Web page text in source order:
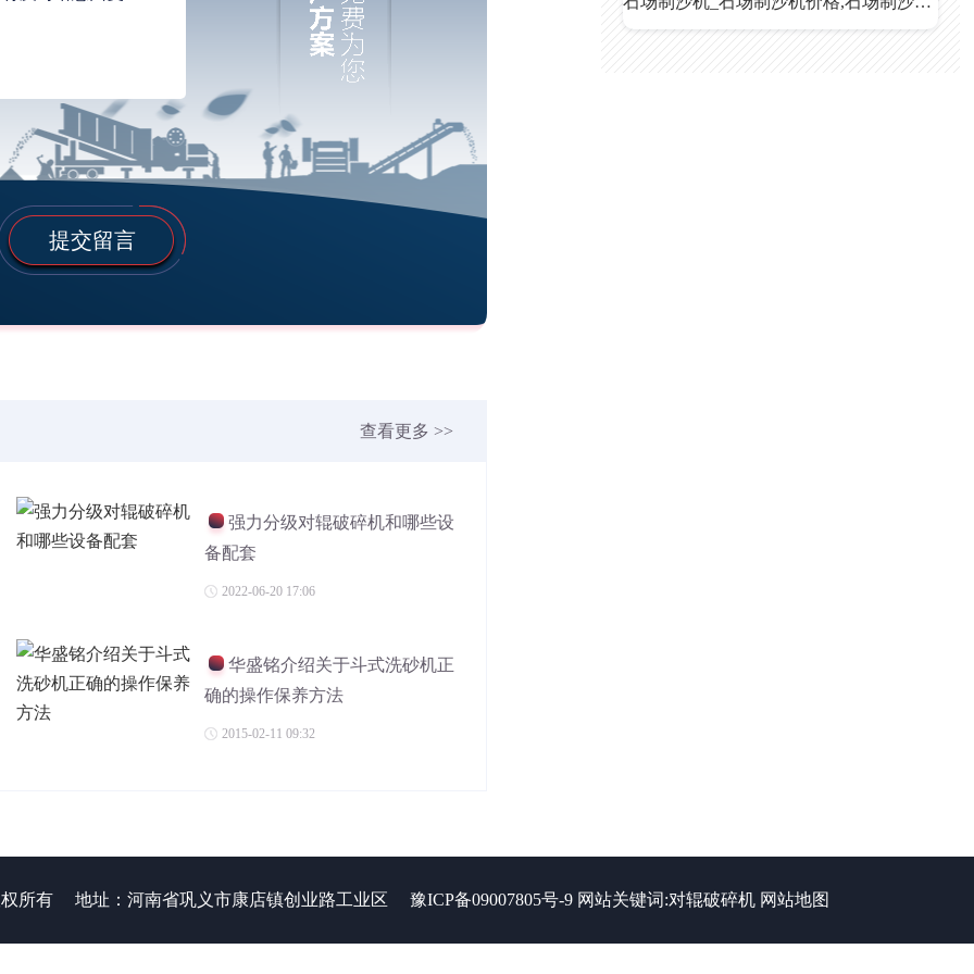
提交留言
查看更多 >>
强力分级对辊破碎机和哪些设
备配套
2022-06-20 17:06
华盛铭介绍关于斗式洗砂机正
确的操作保养方法
2015-02-11 09:32
所有 地址：河南省巩义市康店镇创业路工业区 豫ICP备09007805号-9网站关键词:对辊破碎机 网站地图